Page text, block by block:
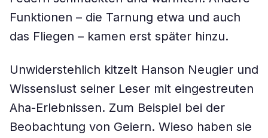
Funktionen – die Tarnung etwa und auch
das Fliegen – kamen erst später hinzu.
Unwiderstehlich kitzelt Hanson Neugier und
Wissenslust seiner Leser mit eingestreuten
Aha-Erlebnissen. Zum Beispiel bei der
Beobachtung von Geiern. Wieso haben sie